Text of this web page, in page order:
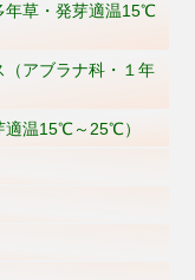
年草・発芽適温15℃
（アブラナ科・１年
適温15℃～25℃）